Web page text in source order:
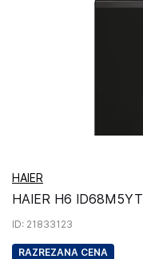
HAIER
HAIER H6
ID: 21833123
RAZREZANA CENA